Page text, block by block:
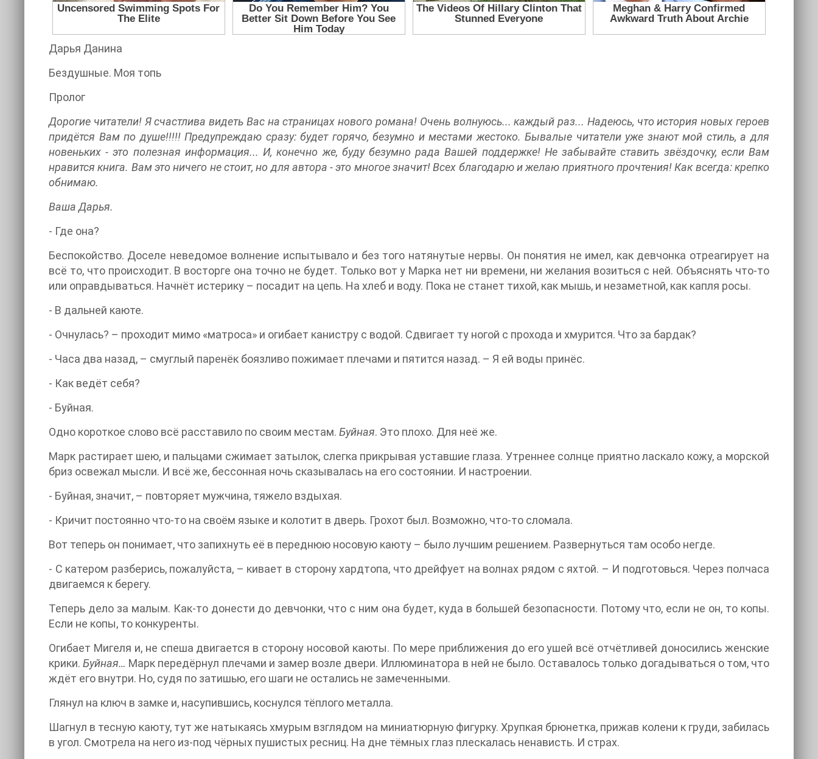
Дарья Данина
Бездушные. Моя топь
Пролог
Дорогие читатели! Я счастлива видеть Вас на страницах нового романа! Очень волнуюсь... каждый раз... Надеюсь, что история новых героев
придётся Вам по душе!!!!! Предупреждаю сразу: будет горячо, безумно и местами жестоко. Бывалые читатели уже знают мой стиль, а для
новеньких - это полезная информация... И, конечно же, буду безумно рада Вашей поддержке! Не забывайте ставить звёздочку, если Вам
нравится книга. Вам это ничего не стоит, но для автора - это многое значит! Всех благодарю и желаю приятного прочтения! Как всегда: крепко
обнимаю.
Ваша Дарья.
- Где она?
Беспокойство. Доселе неведомое волнение испытывало и без того натянутые нервы. Он понятия не имел, как девчонка отреагирует на
всё то, что происходит. В восторге она точно не будет. Только вот у Марка нет ни времени, ни желания возиться с ней. Объяснять что-то
или оправдываться. Начнёт истерику – посадит на цепь. На хлеб и воду. Пока не станет тихой, как мышь, и незаметной, как капля росы.
- В дальней каюте.
- Очнулась? – проходит мимо «матроса» и огибает канистру с водой. Сдвигает ту ногой с прохода и хмурится. Что за бардак?
- Часа два назад, – смуглый паренёк боязливо пожимает плечами и пятится назад. – Я ей воды принёс.
- Как ведёт себя?
- Буйная.
Одно короткое слово всё расставило по своим местам. Буйная. Это плохо. Для неё же.
Марк растирает шею, и пальцами сжимает затылок, слегка прикрывая уставшие глаза. Утреннее солнце приятно ласкало кожу, а морской
бриз освежал мысли. И всё же, бессонная ночь сказывалась на его состоянии. И настроении.
- Буйная, значит, – повторяет мужчина, тяжело вздыхая.
- Кричит постоянно что-то на своём языке и колотит в дверь. Грохот был. Возможно, что-то сломала.
Вот теперь он понимает, что запихнуть её в переднюю носовую каюту – было лучшим решением. Развернуться там особо негде.
- С катером разберись, пожалуйста, – кивает в сторону хардтопа, что дрейфует на волнах рядом с яхтой. – И подготовься. Через полчаса
двигаемся к берегу.
Теперь дело за малым. Как-то донести до девчонки, что с ним она будет, куда в большей безопасности. Потому что, если не он, то копы.
Если не копы, то конкуренты.
Огибает Мигеля и, не спеша двигается в сторону носовой каюты. По мере приближения до его ушей всё отчётливей доносились женские
крики.Буйная… Марк передёрнул плечами и замер возле двери. Иллюминатора в ней не было. Оставалось только догадываться о том, что
ждёт его внутри. Но, судя по затишью, его шаги не остались не замеченными.
Глянул на ключ в замке и, насупившись, коснулся тёплого металла.
Шагнул в тесную каюту, тут же натыкаясь хмурым взглядом на миниатюрную фигурку. Хрупкая брюнетка, прижав колени к груди, забилась
в угол. Смотрела на него из-под чёрных пушистых ресниц. На дне тёмных глаз плескалась ненависть. И страх.